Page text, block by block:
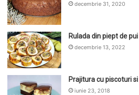
decembrie 31, 2020
Rulada din piept de
decembrie 13, 2022
Prajitura cu piscoturi
iunie 23, 2018